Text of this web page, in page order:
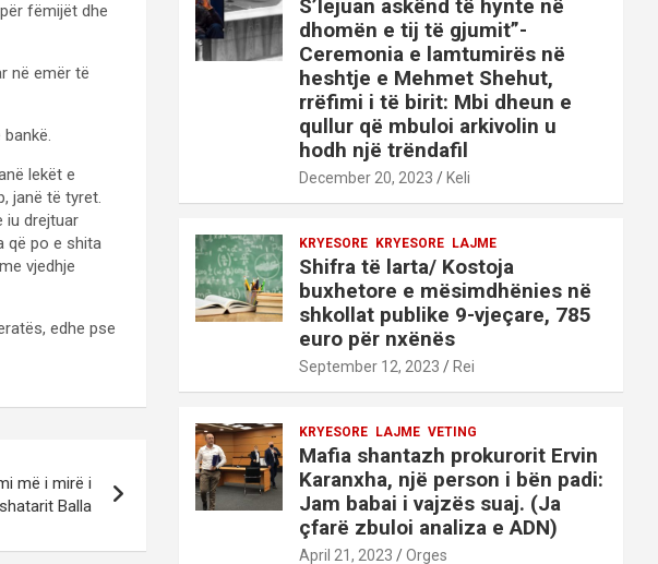
fëmijët dhe
në emër të
lekët e
janë të tyret.
iu drejtuar
që po e shita
vjedhje
edhe pse
më i mirë i
Balla
S’lejuan askënd të hynte në
dhomën e tij të gjumit”-
Ceremonia e lamtumirës në
heshtje e Mehmet Shehut,
rrëfimi i të birit: Mbi dheun e
qullur që mbuloi arkivolin u
hodh një trëndafil
December 20, 2023 Keli
KRYESORE KRYESORE LAJME
Shifra të larta/ Kostoja
buxhetore e mësimdhënies në
shkollat publike 9-vjeçare, 785
euro për nxënës
September 12, 2023 Rei
KRYESORE LAJME VETING
Mafia shantazh prokurorit Ervin
Karanxha, një person i bën padi:
Jam babai i vajzës suaj. (Ja
çfarë zbuloi analiza e ADN)
April 21, 2023 Orges